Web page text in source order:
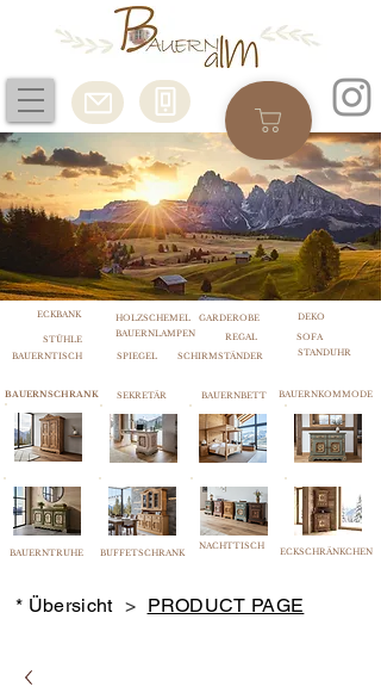
BAUERNTISCH SPIEGEL SCHIRMSTÄNDER
BAUERNSCHRANK SEKRETÄR
BAUERNTRUHE BUFFETSCHRANK
BAUERNBETT
NACHTTISCH
STANDUHR
BAUERNKOMMODE
ECKSCHRÄNKCHEN
* Übersicht > PRODUCT PAGE
BAUERNLAMPEN REGAL SOFA
ECKBANK
STÜHLE
HOLZSCHEMEL GARDEROBE DEKO